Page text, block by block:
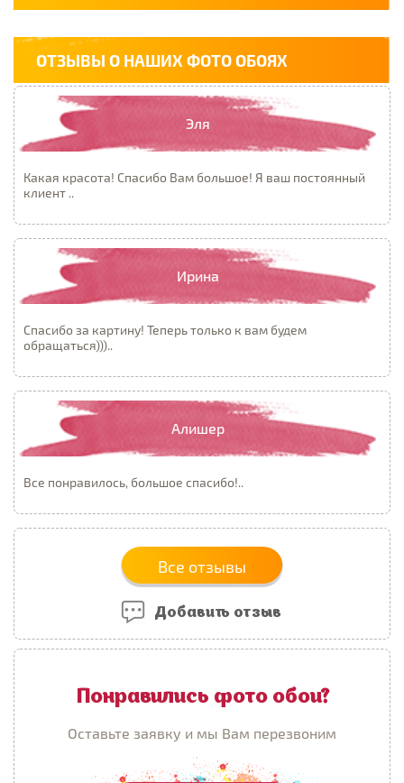
ОТЗЫВЫ О НАШИХ ФОТО ОБОЯХ
Эля
Какая красота! Спасибо Вам большое! Я ваш постоянный
клиент ..
Ирина
Спасибо за картину! Теперь только к вам будем
обращаться)))..
Алишер
Все понравилось, большое спасибо!..
Все отзывы
Добавить отзыв
Понравились фото обои?
Оставьте заявку и мы Вам перезвоним